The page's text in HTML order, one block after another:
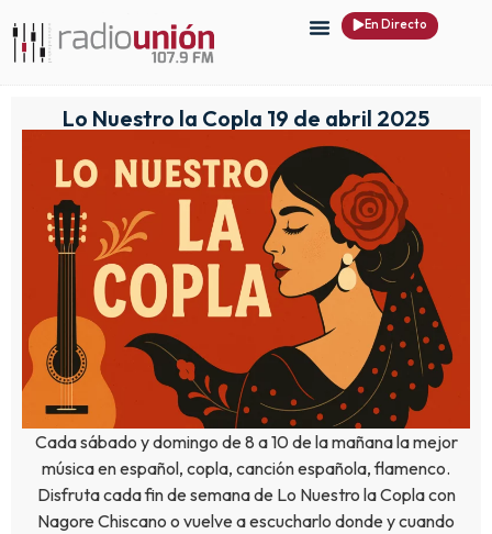
En Directo
Lo Nuestro la Copla 19 de abril 2025
Cada sábado y domingo de 8 a 10 de la mañana la mejor
música en español, copla, canción española, flamenco.
Disfruta cada fin de semana de Lo Nuestro la Copla con
Nagore Chiscano o vuelve a escucharlo donde y cuando